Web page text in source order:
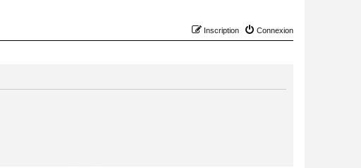
Connexion
Inscription